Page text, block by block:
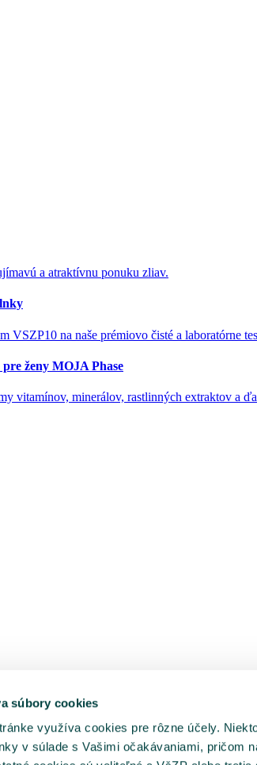
súbory cookies
využíva cookies pre rôzne účely.
v súlade s Vašimi očakávaniami, pričom
a atraktívnu ponuku zliav.
na naše prémiovo čisté a laboratórne
ženy MOJA Phase
vitamínov, minerálov, rastlinných extraktov a